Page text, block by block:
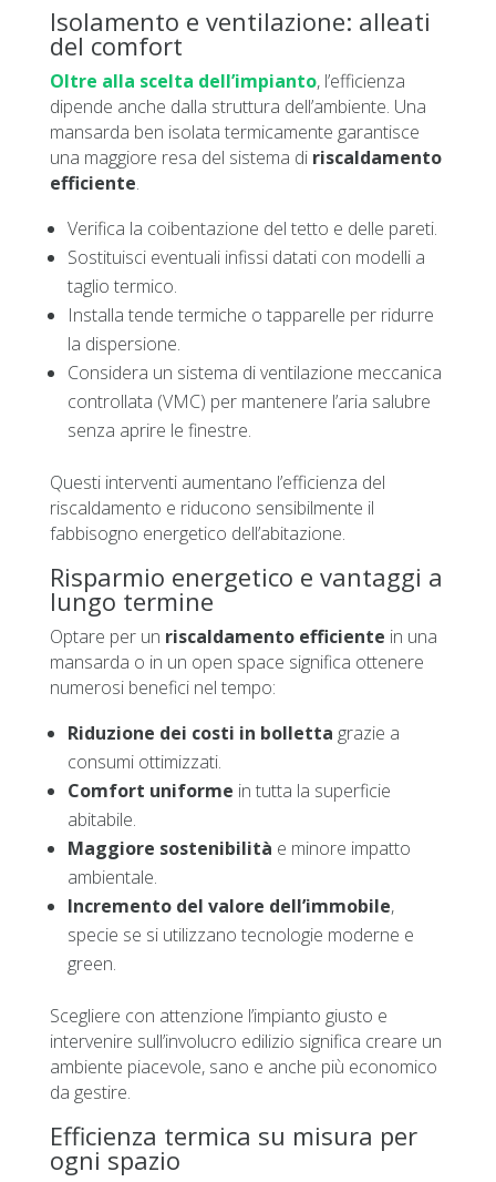
Isolamento e ventilazione: alleati
del comfort
Oltre alla scelta dell’impianto, l’efficienza
dipende anche dalla struttura dell’ambiente. Una
mansarda ben isolata termicamente garantisce
una maggiore resa del sistema di riscaldamento
efficiente.
Verifica la coibentazione del tetto e delle pareti.
Sostituisci eventuali infissi datati con modelli a
taglio termico.
Installa tende termiche o tapparelle per ridurre
la dispersione.
Considera un sistema di ventilazione meccanica
controllata (VMC) per mantenere l’aria salubre
senza aprire le finestre.
Questi interventi aumentano l’efficienza del
riscaldamento e riducono sensibilmente il
fabbisogno energetico dell’abitazione.
Risparmio energetico e vantaggi a
lungo termine
Optare per un riscaldamento efficiente in una
mansarda o in un open space significa ottenere
numerosi benefici nel tempo:
Riduzione dei costi in bolletta grazie a
consumi ottimizzati.
Comfort uniforme in tutta la superficie
abitabile.
Maggiore sostenibilità e minore impatto
ambientale.
Incremento del valore dell’immobile,
specie se si utilizzano tecnologie moderne e
green.
Scegliere con attenzione l’impianto giusto e
intervenire sull’involucro edilizio significa creare un
ambiente piacevole, sano e anche più economico
da gestire.
Efficienza termica su misura per
ogni spazio